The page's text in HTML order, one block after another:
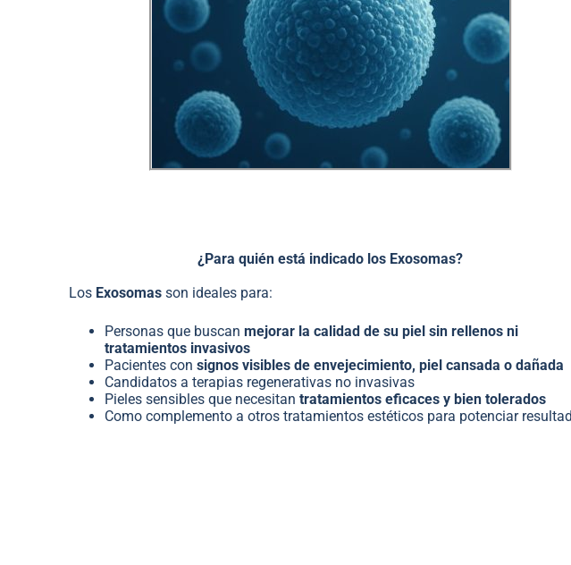
¿Para quién está indicado los Exosomas?
Los Exosomas son ideales para:
Personas que buscanmejorar la calidad de su piel sin rellenos ni
tratamientos invasivos
Pacientes consignos visibles de envejecimiento, piel cansada o dañada
Candidatos a terapias regenerativas no invasivas
Pieles sensibles que necesitantratamientos eficaces y bien tolerados
Como complemento a otros tratamientos estéticos para potenciar